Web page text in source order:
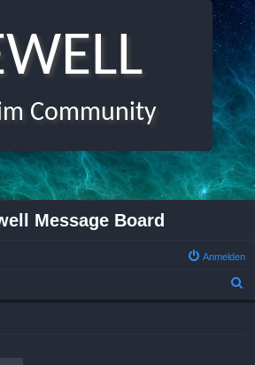
Community
Message Board
Anmelden